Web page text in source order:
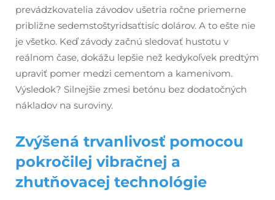
prevádzkovatelia závodov ušetria ročne priemerne
približne sedemstoštyridsaťtisíc dolárov. A to ešte nie
je všetko. Keď závody začnú sledovať hustotu v
reálnom čase, dokážu lepšie než kedykoľvek predtým
upraviť pomer medzi cementom a kamenivom.
Výsledok? Silnejšie zmesi betónu bez dodatočných
nákladov na suroviny.
Zvýšená trvanlivosť pomocou
pokročilej vibračnej a
zhutňovacej technológie